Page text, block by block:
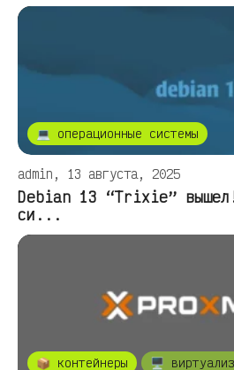
💻 операционные системы
admin, 13 августа, 2025
Debian 13 “Trixie”
си...
📦 контейнеры 🖥️